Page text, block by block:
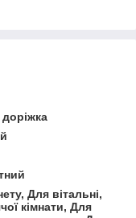
Для вітальні,
кімнати, Для